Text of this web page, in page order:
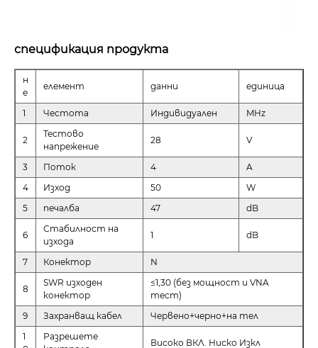
спецификация продукта
н
е
елемент данни единица
1 Честота Индивидуален MHz
2
Тестово
напрежение
28 V
3 Поток 4
A
4
Изход 50
W
5
печалба 47 dB
6
Стабилност на
изхода
1 dB
7 Конектор N
8
SWR изходен
конектор
≤1,30 (без мощност и VNA
тест)
9
Захранващ кабел
Червено+черно+на тел
1
Разрешете
Високо ВКЛ. Ниско Изкл